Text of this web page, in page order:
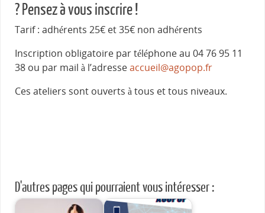
? Pensez à vous inscrire !
Tarif : adhérents 25€ et 35€ non adhérents
Inscription obligatoire par téléphone au 04 76 95 11
38 ou par mail à l’adresseaccueil@agopop.fr
Ces ateliers sont ouverts à tous et tous niveaux.
D'autres pages qui pourraient vous intéresser :